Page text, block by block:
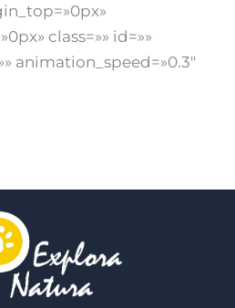
class=»» id=»»
animation_speed=»0.3″